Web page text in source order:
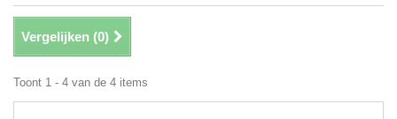
Vergelijken (0)
Toont 1 - 4 van de 4 items